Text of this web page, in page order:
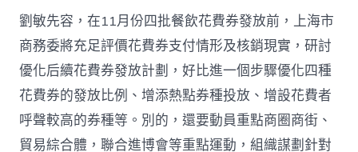
劉敏先容，在11月份四批餐飲花費券發放前，上海市
商務委將充足評價花費券支付情形及核銷現實，研討
優化后續花費券發放計劃，好比進一個步驟優化四種
花費券的發放比例、增添熱點券種投放、增設花費者
呼聲較高的券種等。別的，還要動員重點商圈商街、
貿易綜合體，聯合進博會等重點運動，組織謀劃針對